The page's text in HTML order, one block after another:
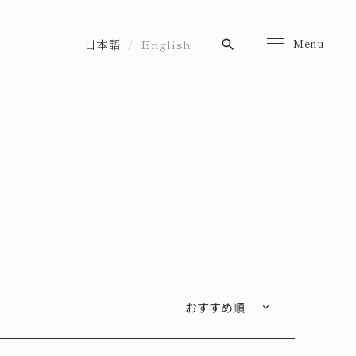
Menu
日本語 English search